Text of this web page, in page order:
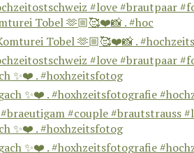
Tobel 🫶🏼🥰❤️📸 . #hoc
✨❤️ . #hoxhzeitsfotog
✨❤️ . #hoxhzeitsfotog